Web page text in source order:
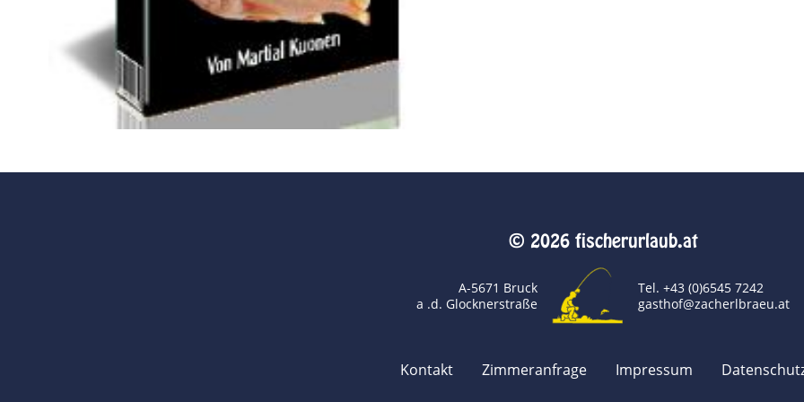
© 2026 fischerurlaub.at
A-5671 Bruck
a .d. Glocknerstraße
Tel. +43 (0)6545 7242
gasthof@zacherlbraeu.at
Kontakt Zimmeranfrage Impressum